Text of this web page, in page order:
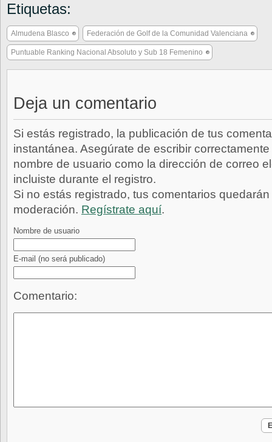
Etiquetas:
Almudena Blasco Federación de Golf de la Comunidad Valenciana
Puntuable Ranking Nacional Absoluto y Sub 18 Femenino
Deja un comentario
Si estás registrado, la publicación de tus
instantánea. Asegúrate de escribir
nombre de usuario como la dirección de correo
incluiste durante el registro.
Si no estás registrado, tus comentarios
moderación. Regístrate aquí.
Nombre de usuario
E-mail (no será publicado)
Comentario: